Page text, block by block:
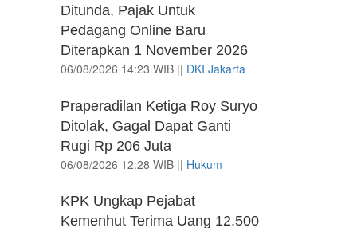
Ditunda, Pajak Untuk
Pedagang Online Baru
Diterapkan 1 November 2026
06/08/2026 14:23 WIB || DKI Jakarta
Praperadilan Ketiga Roy Suryo
Ditolak, Gagal Dapat Ganti
Rugi Rp 206 Juta
06/08/2026 12:28 WIB || Hukum
KPK Ungkap Pejabat
Kemenhut Terima Uang 12.500